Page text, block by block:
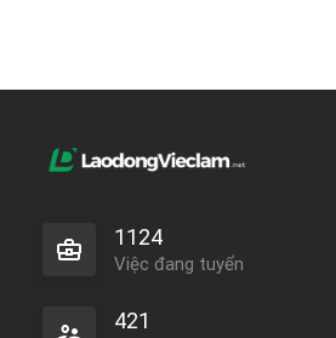
1124
Việc đang tuyển
421